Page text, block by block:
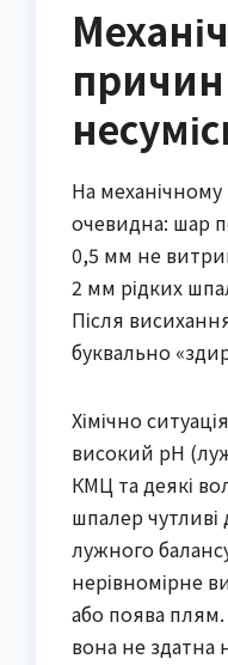
На механічному
очевидна: шар
0,5 мм не
2 мм рідких
Після
буквально
Хімічно
високий pH
КМЦ та деякі
шпалер
лужного
нерівномірне
або поява
вона не здатна